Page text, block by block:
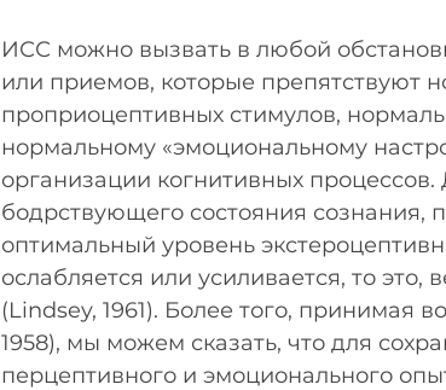
ИСС можно вызвать в любой
или приемов, которые препятствуют
проприоцептивных стимулов,
нормальному «эмоциональному
организации когнитивных
бодрствующего состояния сознания,
оптимальный уровень
ослабляется или усиливается, то
(Lindsey, 1961). Более того, принимая
1958), мы можем сказать, что для
перцептивного и эмоционального